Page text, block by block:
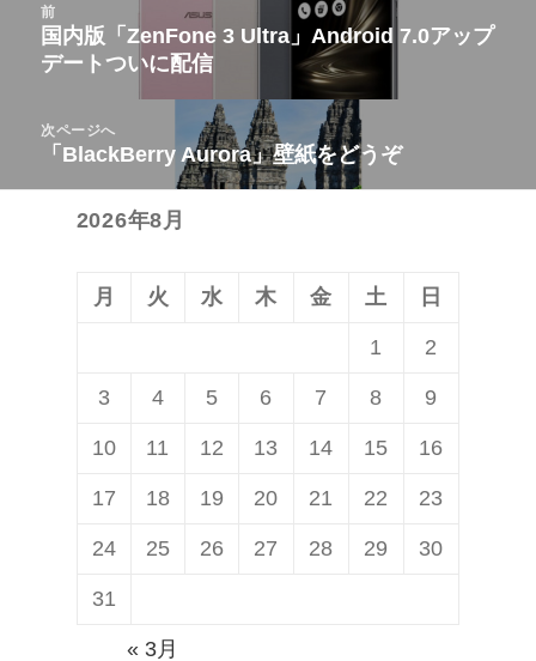
前
前
の
稿:
国内版「ZenFone 3 Ultra」Android 7.0アップ
デートついに配信
次ページへ
次
の
「BlackBerry Aurora」壁紙をどうぞ
2026年8月
月 火 水 木 金 土 日
1 2
3 4 5 6 7 8 9
10 11 12 13 14 15 16
17 18 19 20 21 22 23
24 25 26 27 28 29 30
31
« 3月